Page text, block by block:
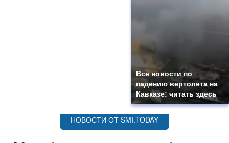
Все новости по
падению вертолета на
Кавказе: читать здесь